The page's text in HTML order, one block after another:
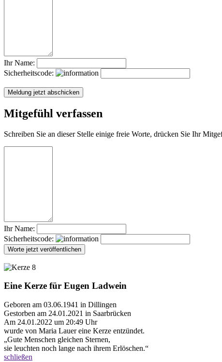
Ihr Name:
Sicherheitscode:
Mitgefühl verfassen
Schreiben Sie an dieser Stelle einige freie Worte, drücken Sie Ihr
Ihr Name:
Sicherheitscode:
Eine Kerze für Eugen Ladwein
Geboren am 03.06.1941 in Dillingen
Gestorben am 24.01.2021 in Saarbrücken
Am 24.01.2022 um 20:49 Uhr
wurde von Maria Lauer eine Kerze entzündet.
„Gute Menschen gleichen Sternen,
sie leuchten noch lange nach ihrem Erlöschen.“
schließen